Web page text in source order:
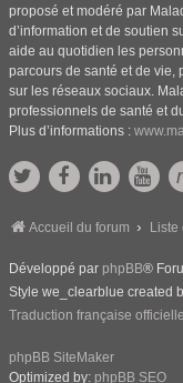
proposé et modéré par
d’information et de soutien
aide au quotidien les
parcours de santé et de vie,
sur les réseaux sociaux.
professionnels de santé et
Plus d’informations :
Accueil du forum Liste
Développé par phpBB®
Style we_clearblue created
Traduction française officielle
phpBB SiteMaker
Optimized by: phpBB SEO